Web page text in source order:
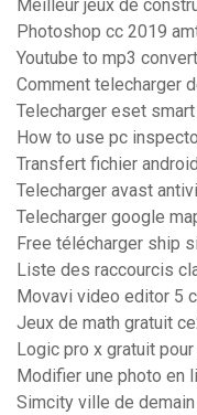
Meilleur jeux de
Photoshop cc 2019
Youtube to mp3
Comment telecharger
Telecharger eset
How to use pc
Transfert fichier
Telecharger avast
Telecharger google
Free télécharger ship
Liste des raccourcis
Movavi video editor 5
Jeux de math gratuit
Logic pro x gratuit
Modifier une photo en
Simcity ville de